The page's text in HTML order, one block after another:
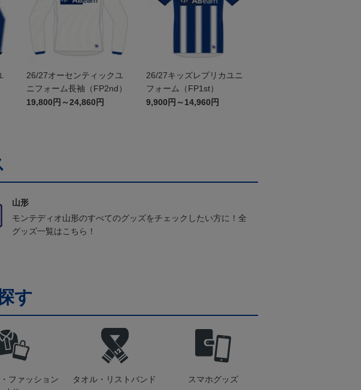
26/27オーセンティックユ
ニフォーム長袖（FP2nd）
19,800円～24,860円
26/27キッズレプリカユニ
フォーム（FP1st）
9,900円～14,960円
山形
モンテディオ山形のすべてのグッズをチェックしたい方に！全
グッズ一覧はこちら！
す
ファッション
タオル・リストバンド スマホグッズ